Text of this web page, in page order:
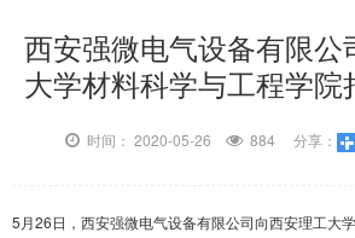
西安强微电气设备有限公
大学材料科学与工程学院
时间： 2020-05-26 884 分享：
5月26日，西安强微电气设备有限公司向西安理工大